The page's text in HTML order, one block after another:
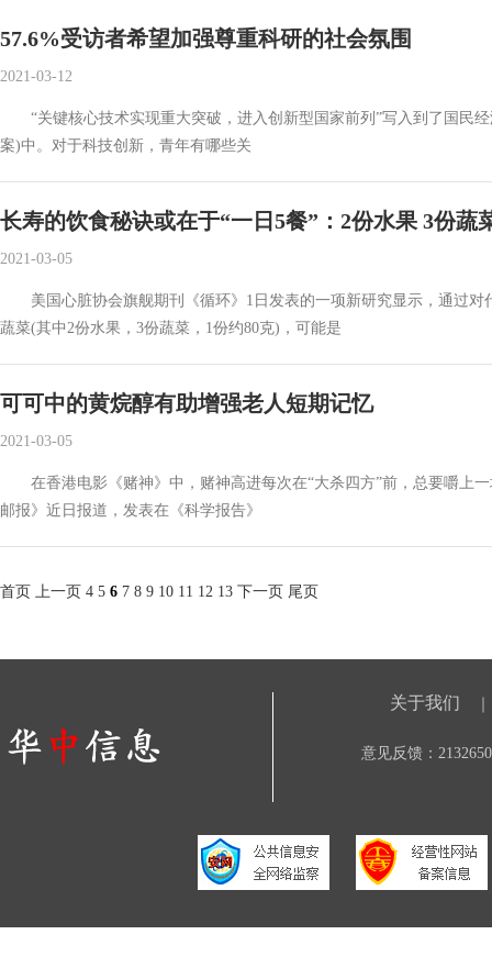
57.6%受访者希望加强尊重科研的社会氛围
2021-03-12
“关键核心技术实现重大突破，进入创新型国家前列”写入到了国民经
案)中。对于科技创新，青年有哪些关
长寿的饮食秘诀或在于“一日5餐”：2份水果 3份蔬
2021-03-05
美国心脏协会旗舰期刊《循环》1日发表的一项新研究显示，通过对
蔬菜(其中2份水果，3份蔬菜，1份约80克)，可能是
可可中的黄烷醇有助增强老人短期记忆
2021-03-05
在香港电影《赌神》中，赌神高进每次在“大杀四方”前，总要嚼上
邮报》近日报道，发表在《科学报告》
首页 上一页 4 5 6 7 8 9 10 11 12 13 下一页 尾页
关于我们
意见反馈：